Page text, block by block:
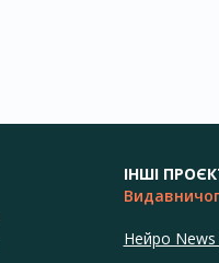
ІНШІ
Нейро News